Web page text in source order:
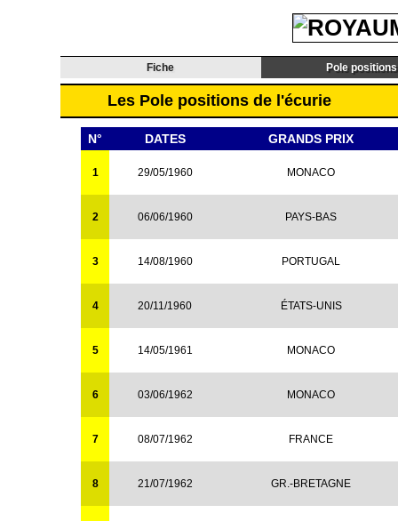
Fiche Pole positions
Les Pole positions de l'écurie
N° DATES GRANDS PRIX
1 29/05/1960 MONACO
2 06/06/1960 PAYS-BAS
3 14/08/1960 PORTUGAL
4 20/11/1960 ÉTATS-UNIS
5 14/05/1961 MONACO
6 03/06/1962 MONACO
7 08/07/1962 FRANCE
8 21/07/1962 GR.-BRETAGNE